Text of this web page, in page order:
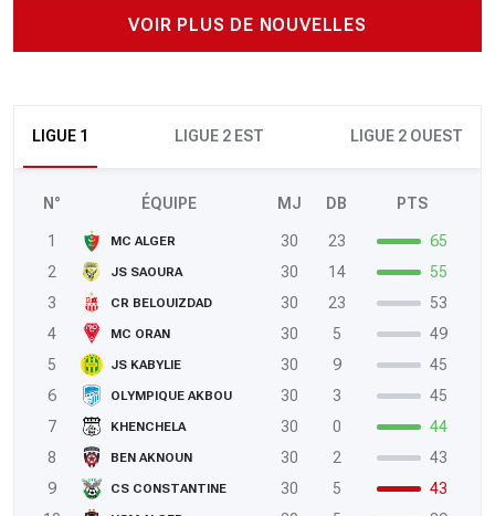
VOIR PLUS DE NOUVELLES
LIGUE 1 LIGUE 2 EST LIGUE 2 OUEST
N° ÉQUIPE MJ DB PTS
1 MC ALGER 30 23
65
2
JS SAOURA 30 14
55
3
CR BELOUIZDAD 30 23
53
4
MC ORAN 30 5
49
5
JS KABYLIE 30 9
45
6
OLYMPIQUE AKBOU 30 3
45
7
KHENCHELA 30 0
44
8
BEN AKNOUN 30 2
43
9
CS CONSTANTINE 30 5
43